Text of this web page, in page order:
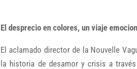
El desprecio en colores, un viaje
El aclamado director de la Nouvelle
la historia de desamor y crisis a